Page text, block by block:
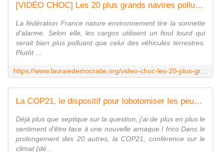
[VIDÉO CHOC] Les 20 plus grands navires polluent plus que toutes les voitures de la planète
La fédération France nature environnement tire la sonnette
d'alarme. Selon elle, les cargos utilisent un fioul lourd qui
serait bien plus polluant que celui des véhicules terrestres.
Plutôt ...
La COP21, le dispositif pour lobotomiser les peuples ! - frico-racing-passion moto
Déjà plus que septique sur la question, j'ai de plus en plus le
sentiment d'être face à une nouvelle arnaque ! frico Dans le
prolongement des 20 autres, la COP21, conférence sur le
climat (dé...